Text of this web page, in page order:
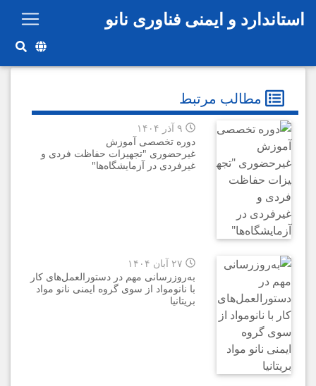
رفتن به محتوای اصلی
استاندارد و ایمنی فناوری نانو
مطالب مرتبط
دوره‌ تخصصی آموزش
غيرحضوری "تجهیزات حفاظت فردی و
غیرفردی در آزمایشگاه‌ها"
به‌روزرسانی مهم در دستورالعمل‌های کار
با نانومواد از سوی گروه ایمنی نانو مواد
بریتانیا